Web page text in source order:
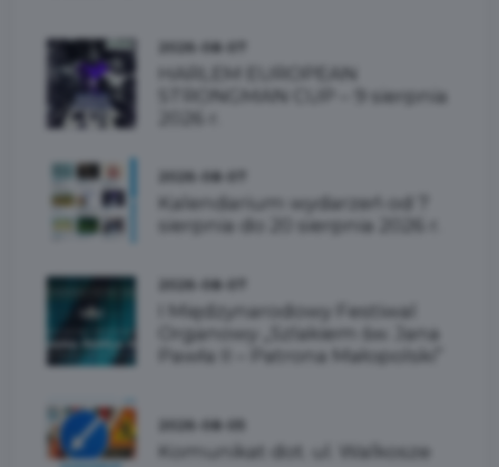
HARLEM EUROPEAN
STRONGMAN CUP – 9 sierpnia
Kalendarium wydarzeń od 7
sierpnia do 20 sierpnia 2026 r.
I Międzynarodowy Festiwal
Organowy „Szlakiem św. Jana
Pawła II – Patrona Małopolski”
Komunikat dot. ul. Walkosze